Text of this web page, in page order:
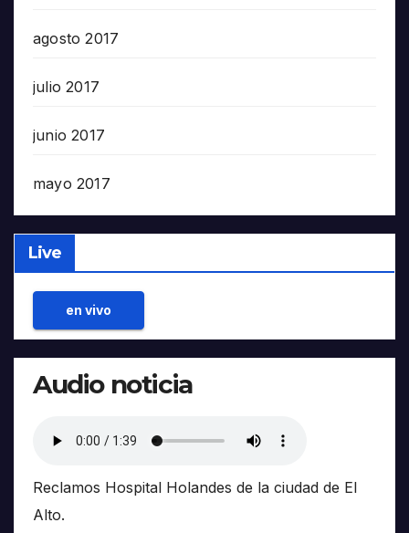
agosto 2017
julio 2017
junio 2017
mayo 2017
Live
en vivo
Audio noticia
Reclamos Hospital Holandes de la ciudad de El
Alto.